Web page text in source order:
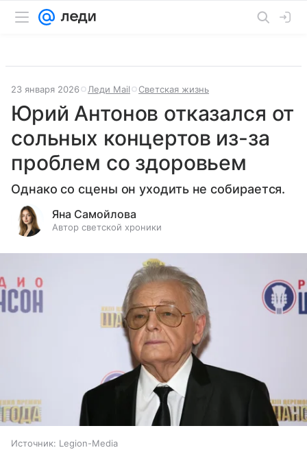
23 января 2026 Леди Mail Светская жизнь
Юрий Антонов отказался от
сольных концертов из-за
проблем со здоровьем
Однако со сцены он уходить не собирается.
Яна Самойлова
Автор светской хроники
Источник: Legion-Media